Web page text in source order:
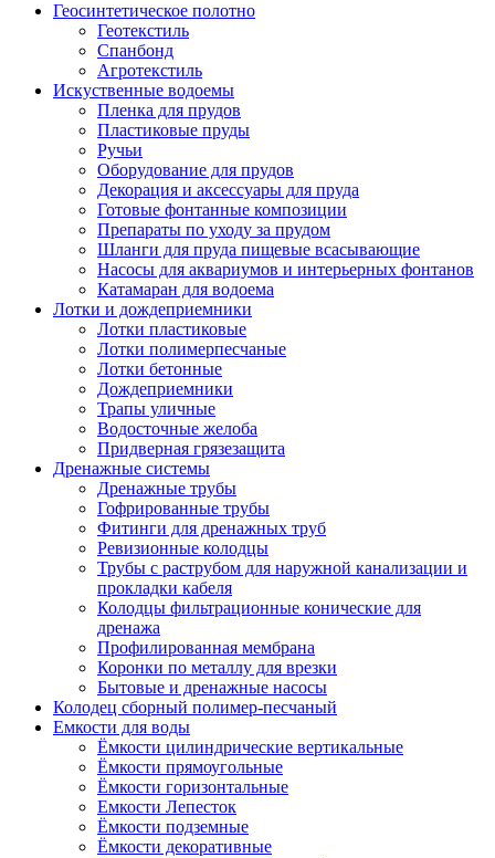
Геосинтетическое полотно
Геотекстиль
Спанбонд
Агротекстиль
Искуственные водоемы
Пленка для прудов
Пластиковые пруды
Ручьи
Оборудование для прудов
Декорация и аксессуары для пруда
Готовые фонтанные композиции
Препараты по уходу за прудом
Шланги для пруда пищевые всасывающие
Насосы для аквариумов и интерьерных фонтанов
Катамаран для водоема
Лотки и дождеприемники
Лотки пластиковые
Лотки полимерпесчаные
Лотки бетонные
Дождеприемники
Трапы уличные
Водосточные желоба
Придверная грязезащита
Дренажные системы
Дренажные трубы
Гофрированные трубы
Фитинги для дренажных труб
Ревизионные колодцы
Трубы с раструбом для наружной канализации и
прокладки кабеля
Колодцы фильтрационные конические для
дренажа
Профилированная мембрана
Коронки по металлу для врезки
Бытовые и дренажные насосы
Колодец сборный полимер-песчаный
Емкости для воды
Ёмкости цилиндрические вертикальные
Ёмкости прямоугольные
Ёмкости горизонтальные
Емкости Лепесток
Ёмкости подземные
Ёмкости декоративные